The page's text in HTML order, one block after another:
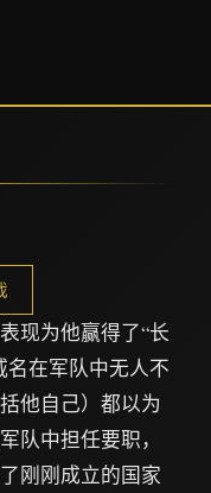
现为他赢得了“长
名在军队中无人不
他自己）都以为
队中担任要职，
刚刚成立的国家